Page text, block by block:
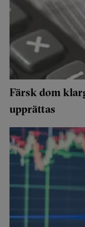
Färsk dom
upprättas